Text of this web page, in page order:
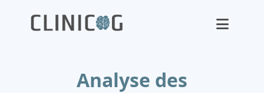
Analyse des